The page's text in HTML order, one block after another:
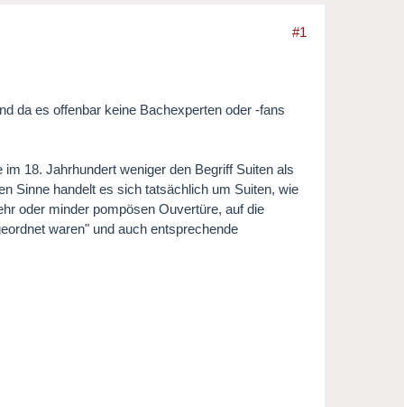
#1
da es offenbar keine Bachexperten oder -fans
18. Jahrhundert weniger den Begriff Suiten als
Sinne handelt es sich tatsächlich um Suiten, wie
oder minder pompösen Ouvertüre, auf die
waren" und auch entsprechende